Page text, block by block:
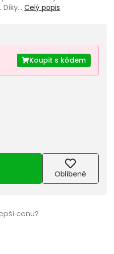
Díky…Celý popis
Koupit s kódem
Oblíbené
cenu?